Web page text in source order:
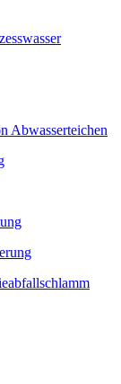
Abwasserteichen